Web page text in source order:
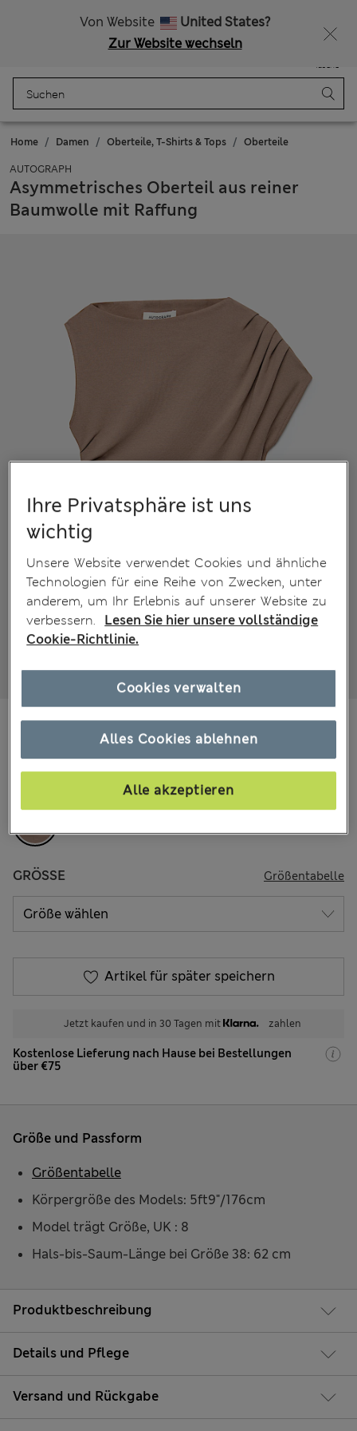
Von Website
United States?
Zur Website wechseln
Tasche
Home Damen Oberteile, T-Shirts & Tops Oberteile
AUTOGRAPH
Asymmetrisches Oberteil aus reiner
Baumwolle mit Raffung
32 Bewertungen
€48,00 Alle Preise enthalten Steuern und Abgaben
Cappuccino
GRÖSSE Größentabelle
Artikel für später speichern
Jetzt kaufen und in 30 Tagen mit zahlen
Kostenlose Lieferung nach Hause bei Bestellungen
über €75
Produktbeschreibung
Details und Pflege
Versand und Rückgabe
Größe und Passform
Körpergröße des Models: 5ft9"/176cm
Model trägt Größe, UK : 8
Hals-bis-Saum-Länge bei Größe 38: 62 cm
Größentabelle
Ihre Privatsphäre ist uns
wichtig
Unsere Website verwendet Cookies und ähnliche
Technologien für eine Reihe von Zwecken, unter
anderem, um Ihr Erlebnis auf unserer Website zu
verbessern.
Lesen Sie hier unsere vollständige
Cookie-Richtlinie.
Alles Cookies ablehnen
Alle akzeptieren
Cookies verwalten